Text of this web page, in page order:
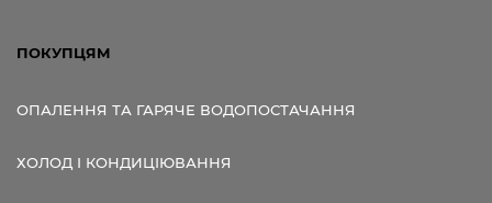
ПОКУПЦЯМ
ОПАЛЕННЯ ТА ГАРЯЧЕ ВОДОПОСТАЧАННЯ
ХОЛОД І КОНДИЦІЮВАННЯ